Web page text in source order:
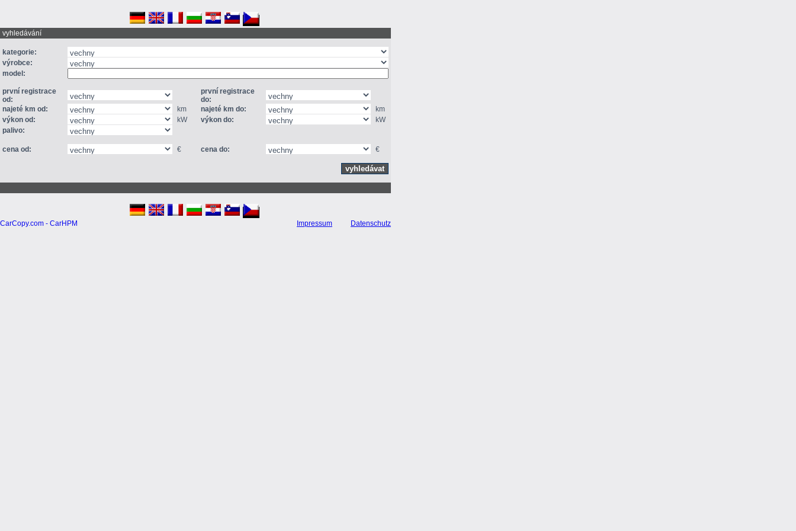
vyhledávání
kategorie:
výrobce:
model:
první registrace
od:
první registrace
do:
najeté km od:
km najeté km do:
km
výkon od:
kW výkon do:
kW
palivo:
cena od: € cena do: €
CarCopy.com - CarHPM Datenschutz
Impressum